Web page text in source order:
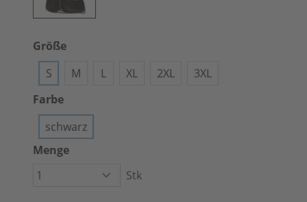
Größe
S
M L XL 2XL
3XL
Farbe
schwarz
Menge
Stk